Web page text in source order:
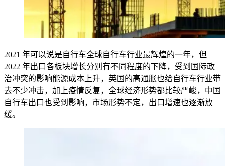
2021 年可以说是自行车全球自行车行业最辉煌的一年，但
2022 年出口各板块增长分别有不同程度的下降，受到国际政
治冲突的影响能源成本上升，英国的高通胀也给自行车行业带
去不少冲击，加上疫情反复，全球经济形势都比较严峻，中国
自行车出口也受到影响，市场形势不定，出口增速也逐渐放
缓。